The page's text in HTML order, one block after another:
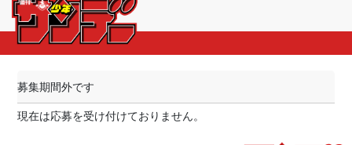
募集期間外です
現在は応募を受け付けておりません。